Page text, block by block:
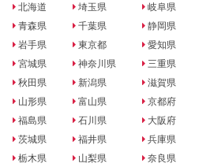
北海道
青森県
岩手県
宮城県
秋田県
山形県
福島県
茨城県
栃木県
埼玉県
千葉県
東京都
神奈川県
新潟県
富山県
石川県
福井県
山梨県
岐阜県
静岡県
愛知県
三重県
滋賀県
京都府
大阪府
兵庫県
奈良県